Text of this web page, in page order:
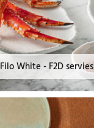
Filo White - F2D servies